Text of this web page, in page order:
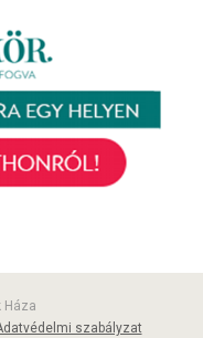
Háza
szabályzat